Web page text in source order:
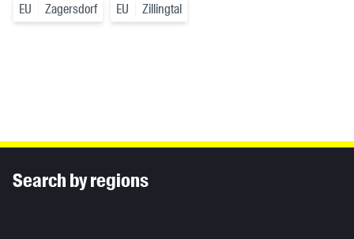
EU Zagersdorf EU Zillingtal
Search by regions